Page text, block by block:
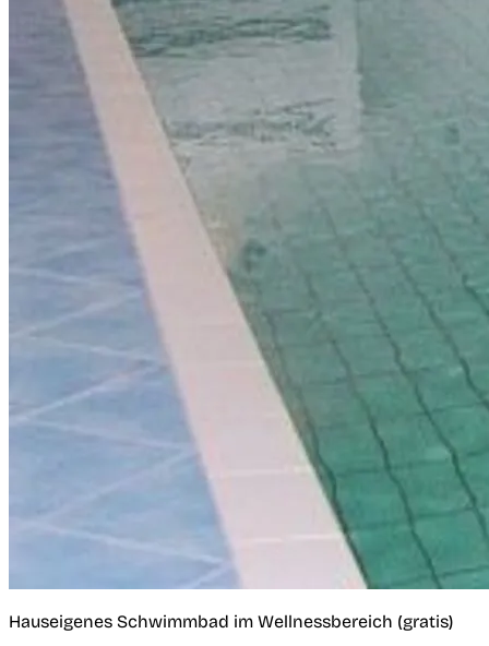
Hauseigenes Schwimmbad im Wellnessbereich (gratis)